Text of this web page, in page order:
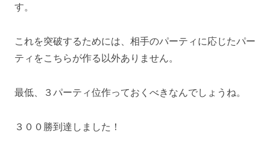
す。
これを突破するためには、相手のパーティに応じたパー
ティをこちらが作る以外ありません。
最低、３パーティ位作っておくべきなんでしょうね。
３００勝到達しました！